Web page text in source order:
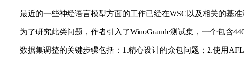
最近的一些神经语言模型方面的工作已经在WSC以及相关的基准
为了研究此类问题，作者引入了WinoGrande测试集，一个包含
数据集调整的关键步骤包括：1.精心设计的众包问题；2.使用